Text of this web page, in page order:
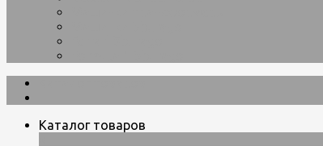
Каталог товаров